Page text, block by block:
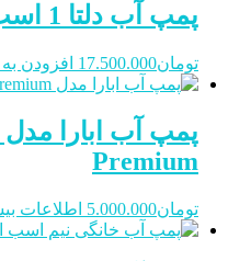
پمپ آب دلتا 1 اسب مدل JET 100
تومان17.500.000 افزودن
Premium
تومان5.000.000 اطلاعات